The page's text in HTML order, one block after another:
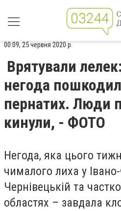
00:09, 25 червня 2020 р.
Врятували
негода
пернатих. Люди
кинули, - ФОТО
Негода, яка цього
чималого лиха у
Чернівецькій та
областях – завдала